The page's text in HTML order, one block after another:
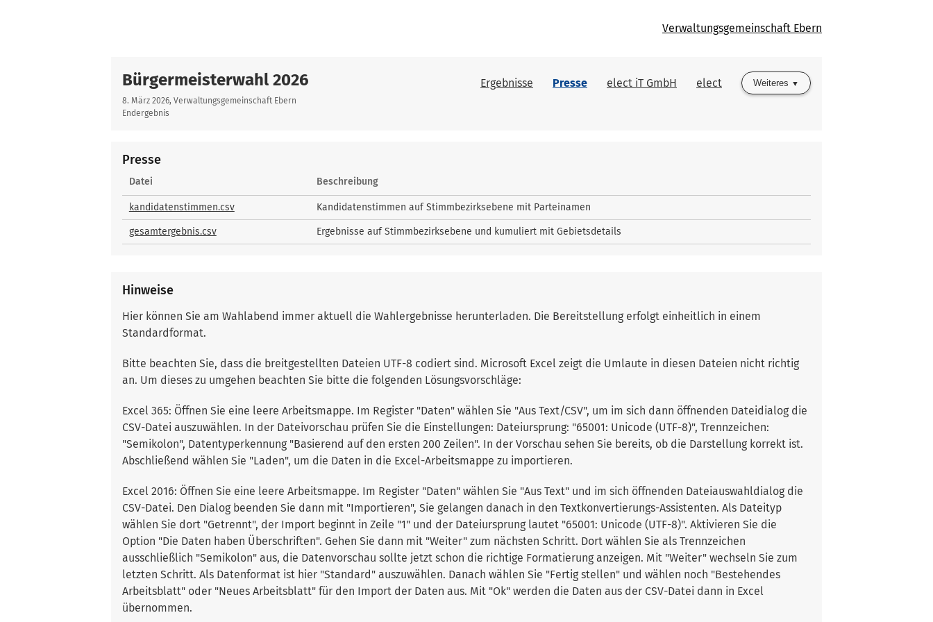
Verwaltungsgemeinschaft Ebern
Bürgermeisterwahl 2026
8. März 2026, Verwaltungsgemeinschaft Ebern
Endergebnis
Ergebnisse Presse elect iT GmbH elect Weiteres
Presse
Presse
Datei Beschreibung
kandidatenstimmen.csv Kandidatenstimmen auf Stimmbezirksebene mit Parteinamen
gesamtergebnis.csv Ergebnisse auf Stimmbezirksebene und kumuliert mit Gebietsdetails
Hinweise
Hier können Sie am Wahlabend immer aktuell die Wahlergebnisse herunterladen. Die Bereitstellung erfolgt einheitlich in einem
Standardformat.
Bitte beachten Sie, dass die breitgestellten Dateien UTF-8 codiert sind. Microsoft Excel zeigt die Umlaute in diesen Dateien nicht richtig
an. Um dieses zu umgehen beachten Sie bitte die folgenden Lösungsvorschläge:
Excel 365: Öffnen Sie eine leere Arbeitsmappe. Im Register "Daten" wählen Sie "Aus Text/CSV", um im sich dann öffnenden Dateidialog die
CSV-Datei auszuwählen. In der Dateivorschau prüfen Sie die Einstellungen: Dateiursprung: "65001: Unicode (UTF-8)", Trennzeichen:
"Semikolon", Datentyperkennung "Basierend auf den ersten 200 Zeilen". In der Vorschau sehen Sie bereits, ob die Darstellung korrekt ist.
Abschließend wählen Sie "Laden", um die Daten in die Excel-Arbeitsmappe zu importieren.
Excel 2016: Öffnen Sie eine leere Arbeitsmappe. Im Register "Daten" wählen Sie "Aus Text" und im sich öffnenden Dateiauswahldialog die
CSV-Datei. Den Dialog beenden Sie dann mit "Importieren", Sie gelangen danach in den Textkonvertierungs-Assistenten. Als Dateityp
wählen Sie dort "Getrennt", der Import beginnt in Zeile "1" und der Dateiursprung lautet "65001: Unicode (UTF-8)". Aktivieren Sie die
Option "Die Daten haben Überschriften". Gehen Sie dann mit "Weiter" zum nächsten Schritt. Dort wählen Sie als Trennzeichen
ausschließlich "Semikolon" aus, die Datenvorschau sollte jetzt schon die richtige Formatierung anzeigen. Mit "Weiter" wechseln Sie zum
letzten Schritt. Als Datenformat ist hier "Standard" auszuwählen. Danach wählen Sie "Fertig stellen" und wählen noch "Bestehendes
Arbeitsblatt" oder "Neues Arbeitsblatt" für den Import der Daten aus. Mit "Ok" werden die Daten aus der CSV-Datei dann in Excel
übernommen.